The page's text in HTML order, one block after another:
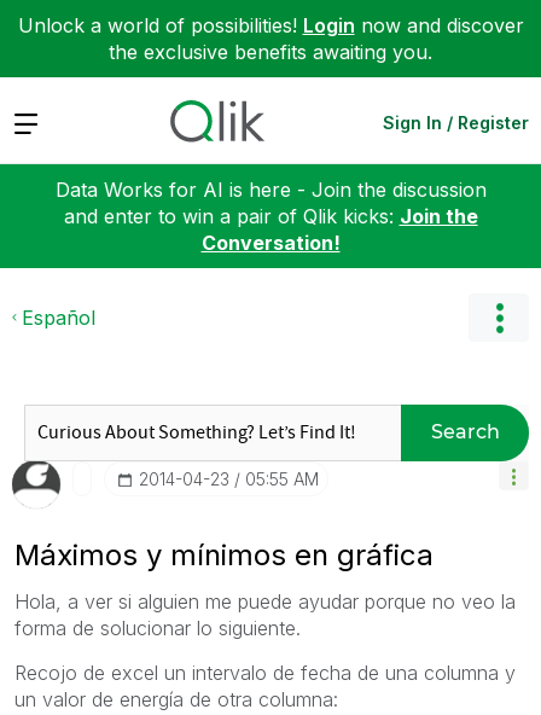
Unlock a world of possibilities! Login now and discover
the exclusive benefits awaiting you.
Expand Sign In / Register
Data Works for AI is here - Join the discussion
and enter to win a pair of Qlik kicks: Join the
Conversation!
Español
Search
‎2014-04-23 05:55 AM
Máximos y mínimos en gráfica
Hola, a ver si alguien me puede ayudar porque no veo la
forma de solucionar lo siguiente.
Recojo de excel un intervalo de fecha de una columna y
un valor de energía de otra columna: